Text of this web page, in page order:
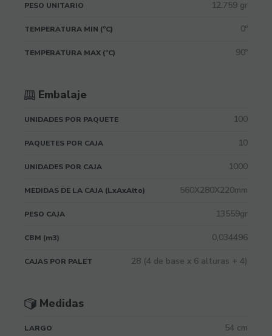
PESO UNITARIO 12.759 gr
TEMPERATURA MIN (ºC) 0º
TEMPERATURA MAX (ºC) 90º
Embalaje
UNIDADES POR PAQUETE 100
PAQUETES POR CAJA 10
UNIDADES POR CAJA 1000
MEDIDAS DE LA CAJA (LxAxAlto) 560X280X220mm
PESO CAJA 13559gr
CBM (m3) 0,034496
CAJAS POR PALET 28 (4 de base x 6 alturas + 4)
Medidas
LARGO 54 cm